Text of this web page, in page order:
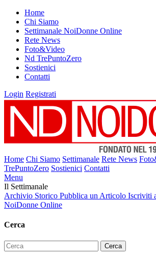
Home
Chi Siamo
Settimanale NoiDonne Online
Rete News
Foto&Video
Nd TrePuntoZero
Sostienici
Contatti
Login Registrati
Home Chi Siamo Settimanale Rete News
TrePuntoZero Sostienici Contatti
Menu
Il Settimanale
Archivio Storico Pubblica un Articolo Iscriviti
NoiDonne Online
Cerca